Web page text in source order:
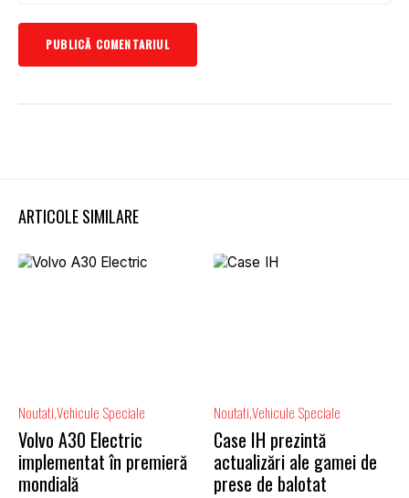
ARTICOLE SIMILARE
NoutatiVehicule Speciale
Volvo A30 Electric
implementat în premieră
mondială
NoutatiVehicule Speciale
Case IH prezintă
actualizări ale gamei de
prese de balotat